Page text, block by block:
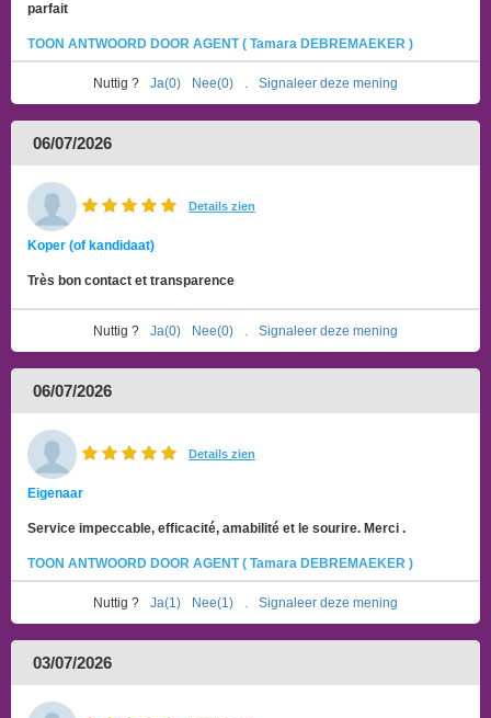
parfait
TOON ANTWOORD DOOR AGENT ( Tamara DEBREMAEKER )
Nuttig ? Ja(0) Nee(0) Signaleer deze mening
06/07/2026
Details zien
Koper (of kandidaat)
Très bon contact et transparence
Nuttig ? Ja(0) Nee(0) Signaleer deze mening
06/07/2026
Details zien
Eigenaar
Service impeccable, efficacité, amabilité et le sourire. Merci .
TOON ANTWOORD DOOR AGENT ( Tamara DEBREMAEKER )
Nuttig ? Ja(1) Nee(1) Signaleer deze mening
03/07/2026